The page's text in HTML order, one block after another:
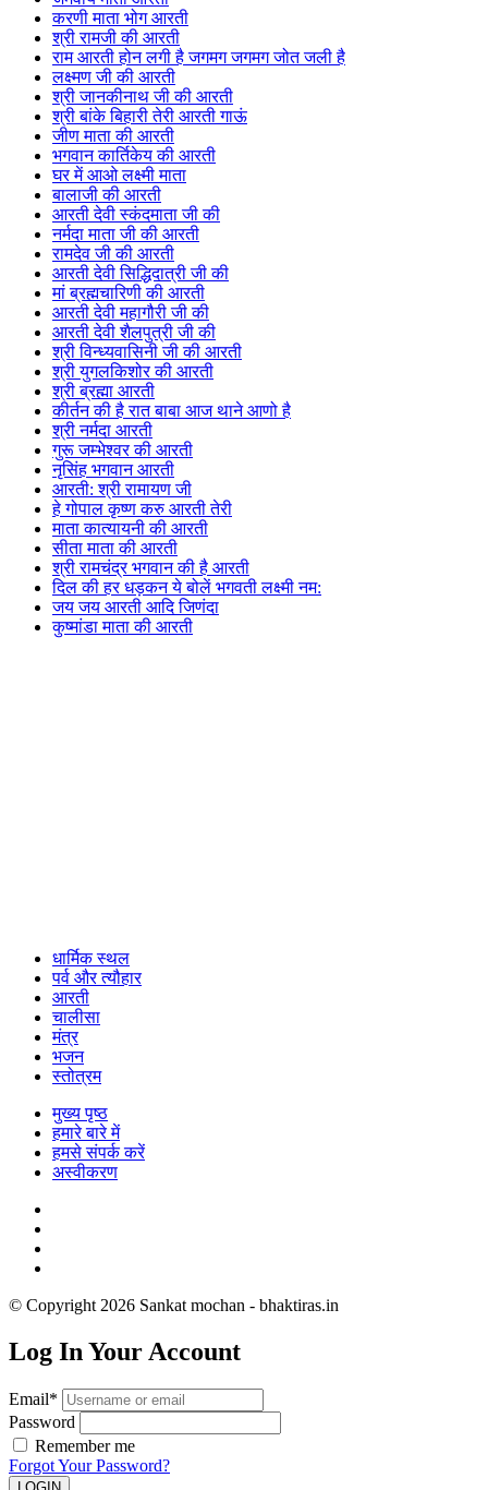
करणी माता भोग आरती
श्री रामजी की आरती
राम आरती होन लगी है जगमग जगमग जोत जली है
लक्ष्मण जी की आरती
श्री जानकीनाथ जी की आरती
श्री बांके बिहारी तेरी आरती गाऊं
जीण माता की आरती
भगवान कार्तिकेय की आरती
घर में आओ लक्ष्मी माता
बालाजी की आरती
आरती देवी स्कंदमाता जी की
नर्मदा माता जी की आरती
रामदेव जी की आरती
आरती देवी सिद्धिदात्री जी की
मां ब्रह्मचारिणी की आरती
आरती देवी महागौरी जी की
आरती देवी शैलपुत्री जी की
श्री विन्ध्यवासिनी जी की आरती
श्री युगलकिशोर की आरती
श्री ब्रह्मा आरती
कीर्तन की है रात बाबा आज थाने आणो है
श्री नर्मदा आरती
गुरू जम्भेश्वर की आरती
नृसिंह भगवान आरती
आरती: श्री रामायण जी
हे गोपाल कृष्ण करु आरती तेरी
माता कात्यायनी की आरती
सीता माता की आरती
श्री रामचंद्र भगवान की है आरती
दिल की हर धड़कन ये बोलें भगवती लक्ष्मी नम:
जय जय आरती आदि जिणंदा
कुष्मांडा माता की आरती
धार्मिक स्थल
पर्व और त्यौहार
आरती
चालीसा
मंत्र
भजन
स्तोत्रम
मुख्य पृष्ठ
हमारे बारे में
हमसे संपर्क करें
अस्वीकरण
© Copyright 2026 Sankat mochan - bhaktiras.in
Log In Your Account
Email*
Password
Remember me
Forgot Your Password?